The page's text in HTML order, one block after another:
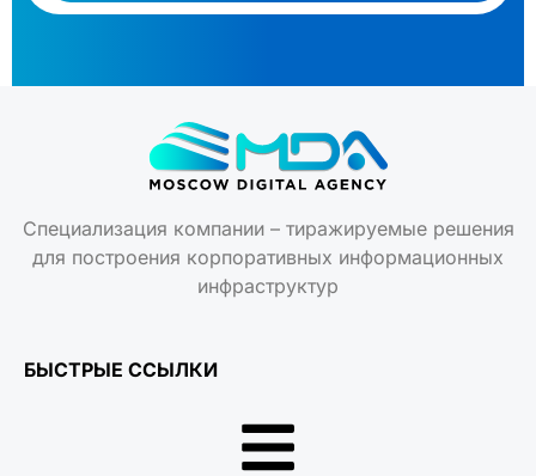
Специализация компании – тиражируемые решения
для построения корпоративных информационных
инфраструктур
БЫСТРЫЕ ССЫЛКИ